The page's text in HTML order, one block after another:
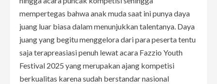
mempertegas bahwa anak muda saat ini punya daya
juang luar biasa dalam menunjukkan talentanya. Daya
juang yang begitu menggelora dari para peserta tentu
saja terapreasiasi penuh lewat acara Fazzio Youth
Festival 2025 yang merupakan ajang kompetisi
berkualitas karena sudah berstandar nasional